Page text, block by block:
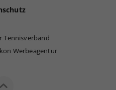
Tennisverband
Werbeagentur